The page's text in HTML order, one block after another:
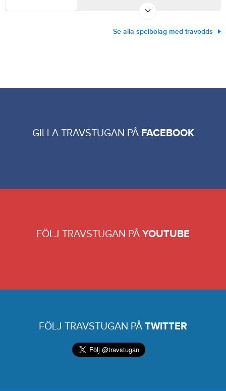
Se alla spelbolag med travodds
GILLA TRAVSTUGAN PÅ FACEBOOK
FÖLJ TRAVSTUGAN PÅ YOUTUBE
FÖLJ TRAVSTUGAN PÅ TWITTER